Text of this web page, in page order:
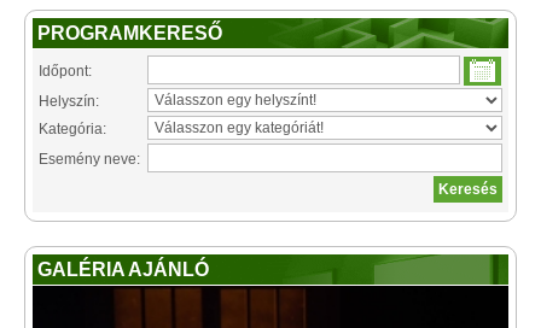
PROGRAMKERESŐ
Időpont:
Helyszín:
Kategória:
Esemény neve:
GALÉRIA AJÁNLÓ